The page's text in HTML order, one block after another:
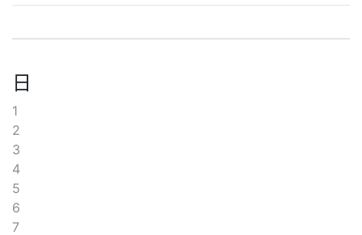
日
1
2
3
4
5
6
7